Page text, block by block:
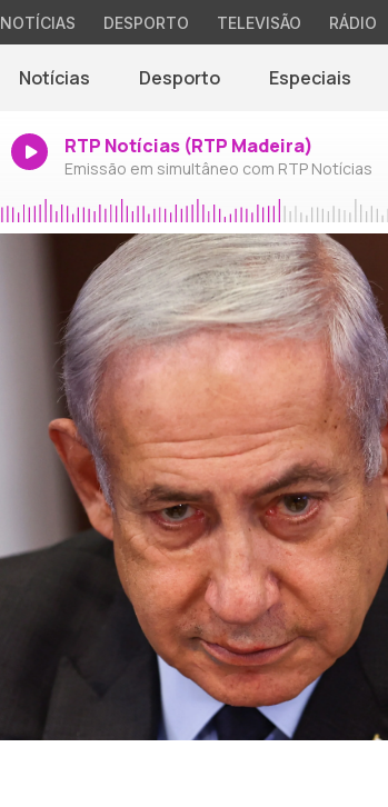
NOTÍCIAS DESPORTO TELEVISÃO RÁDIO
Notícias Desporto Especiais
RTP Notícias (RTP Madeira)
Emissão em simultâneo com RTP Notícias